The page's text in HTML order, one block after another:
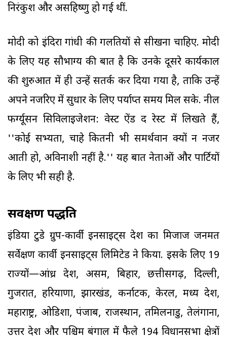
निरंकुश और असहिष्णु हो गई थीं.
मोदी को इंदिरा गांधी की गलतियों से सीखना चाहिए. मोदी
के लिए यह सौभाग्य की बात है कि उनके दूसरे कार्यकाल
की शुरुआत में ही उन्हें सतर्क कर दिया गया है, ताकि उन्हें
अपने नजरिए में सुधार के लिए पर्याप्त समय मिल सके. नील
फर्ग्यूसन सिविलाइजेशन: वेस्ट ऐंड द रेस्ट में लिखते हैं,
''कोई सभ्यता, चाहे कितनी भी समर्थवान क्यों न नजर
आती हो, अविनाशी नहीं है.'' यह बात नेताओं और पार्टियों
के लिए भी सही है.
सर्वेक्षण पद्धति
इंडिया टुडे ग्रुप-कार्वी इनसाइट्स देश का मिजाज जनमत
सर्वेक्षण कार्वी इनसाइट्स लिमिटेड ने किया. इसके लिए 19
राज्यों—आंध्र प्रदेश, असम, बिहार, छत्तीसगढ़, दिल्ली,
गुजरात, हरियाणा, झारखंड, कर्नाटक, केरल, मध्य प्रदेश,
महाराष्ट्र, ओडिशा, पंजाब, राजस्थान, तमिलनाडु, तेलंगाना,
उत्तर प्रदेश और पश्चिम बंगाल में फैले 194 विधानसभा क्षेत्रों